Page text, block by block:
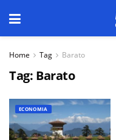
Home Tag Barato
Tag: Barato
ECONOMIA